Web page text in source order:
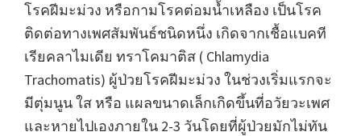
โรคฝีมะม่วง หรือกามโรคต่อมน้ำเหลือง เป็นโรค
ติดต่อทางเพศสัมพันธ์ชนิดหนึ่ง เกิดจากเชื้อแบคที
เรียคลาไมเดีย ทราโคมาติส ( Chlamydia
Trachomatis) ผู้ป่วยโรคฝีมะม่วง ในช่วงเริ่มแรกจะ
มีตุ่มนูน ใส หรือ แผลขนาดเล็กเกิดขึ้นที่อวัยวะเพศ
และหายไปเองภายใน 2-3 วันโดยที่ผู้ป่วยมักไม่ทัน